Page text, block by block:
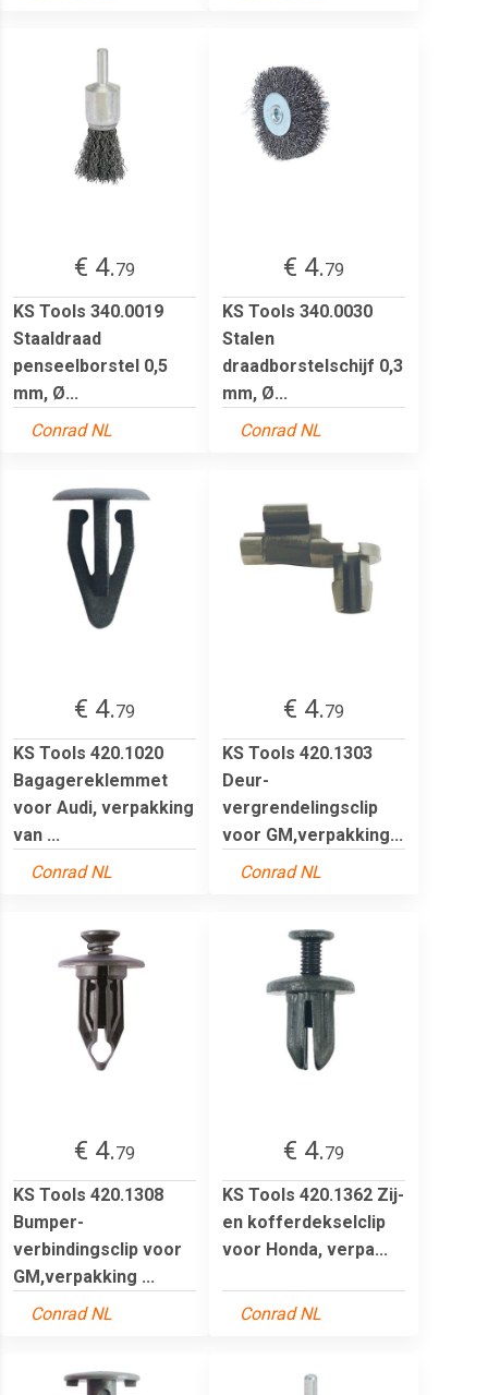
€ 4.79
KS Tools 340.0019
Staaldraad
penseelborstel 0,5
mm, Ø...
Conrad NL
€ 4.79
KS Tools 340.0030
Stalen
draadborstelschijf 0,3
mm, Ø...
Conrad NL
€ 4.79
KS Tools 420.1020
Bagagereklemmet
voor Audi, verpakking
van ...
Conrad NL
€ 4.79
KS Tools 420.1303
Deur-
vergrendelingsclip
voor GM,verpakking...
Conrad NL
€ 4.79
KS Tools 420.1308
Bumper-
verbindingsclip voor
GM,verpakking ...
Conrad NL
€ 4.79
KS Tools 420.1362 Zij-
en kofferdekselclip
voor Honda, verpa...
Conrad NL